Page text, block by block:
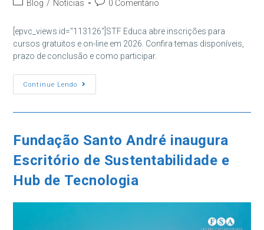
Categoria
post:
Blog / Notícias
Comentários
post:
0 Comentário
[epvc_views id="113126"]STF Educa abre inscrições para
cursos gratuitos e on-line em 2026. Confira temas disponíveis,
prazo de conclusão e como participar.
Continue Lendo
STF
Educa
Gratuitos
E
Line
Em
2026
Fundação Santo André inaugura
Escritório de Sustentabilidade e
Hub de Tecnologia